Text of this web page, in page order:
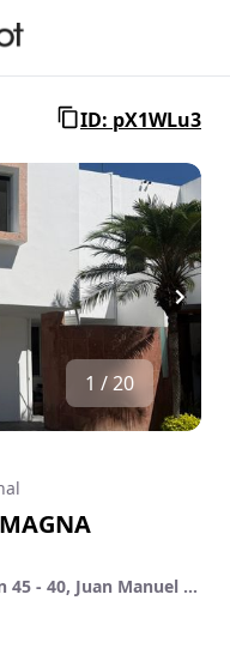
ID: pX1WLu3
1 / 20
porta magna - Calle Pedro Alarcón 45 - 40, Juan Manuel Vallarta, Zapopan, Jalisco